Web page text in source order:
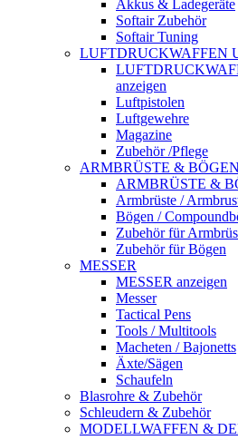
Akkus & Ladegeräte
Softair Zubehör
Softair Tuning
LUFTDRUCKWAFFEN
anzeigen
Luftpistolen
Luftgewehre
Magazine
Zubehör /Pflege
ARMBRÜSTE & BÖGEN
ARMBRÜSTE &
Armbrüste /
Bögen /
Zubehör für
Zubehör für Bögen
MESSER
MESSER anzeigen
Messer
Tactical Pens
Tools / Multitools
Macheten / Bajonetts
Äxte/Sägen
Schaufeln
Blasrohre & Zubehör
Schleudern & Zubehör
MODELLWAFFEN &